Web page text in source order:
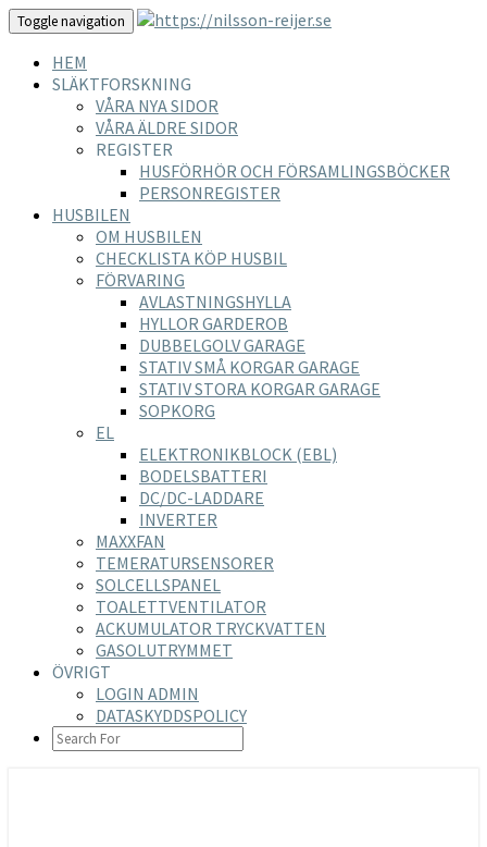
Toggle navigation
HEM
SLÄKTFORSKNING
VÅRA NYA SIDOR
VÅRA ÄLDRE SIDOR
REGISTER
HUSFÖRHÖR OCH FÖRSAMLINGSBÖCKER
PERSONREGISTER
HUSBILEN
OM HUSBILEN
CHECKLISTA KÖP HUSBIL
FÖRVARING
AVLASTNINGSHYLLA
HYLLOR GARDEROB
DUBBELGOLV GARAGE
STATIV SMÅ KORGAR GARAGE
STATIV STORA KORGAR GARAGE
SOPKORG
EL
ELEKTRONIKBLOCK (EBL)
BODELSBATTERI
DC/DC-LADDARE
INVERTER
MAXXFAN
TEMERATURSENSORER
SOLCELLSPANEL
TOALETTVENTILATOR
ACKUMULATOR TRYCKVATTEN
GASOLUTRYMMET
ÖVRIGT
LOGIN ADMIN
DATASKYDDSPOLICY
SEARCH
ICON